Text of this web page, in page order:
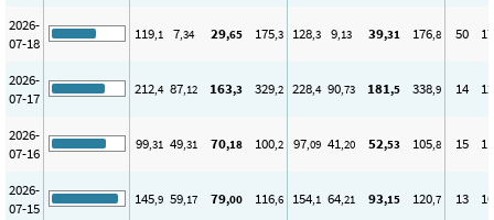
2026-
07-18
119,1 7,34 29,65 175,3 128,3 9,13 39,31 176,8 50 17
2026-
07-17
212,4 87,12 163,3 329,2 228,4 90,73 181,5 338,9 14 12
2026-
07-16
99,31 49,31 70,18 100,2 97,09 41,20 52,53 105,8 15 11
2026-
07-15
145,9 59,17 79,00 116,6 154,1 64,21 93,15 120,7 13 10